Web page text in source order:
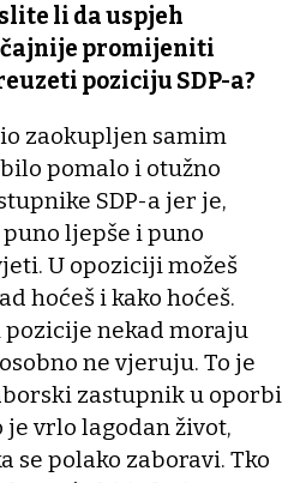
li da uspjeh
promijeniti
poziciju SDP-a?
zaokupljen samim
pomalo i otužno
SDP-a jer je,
ljepše i puno
U opoziciji možeš
hoćeš i kako hoćeš.
nekad moraju
ne vjeruju. To je
zastupnik u oporbi
vrlo lagodan život,
se polako zaboravi. Tko